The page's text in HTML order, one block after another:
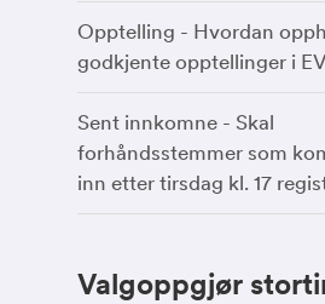
Opptelling - Hvordan
godkjente opptellinger i
Sent innkomne - Skal
forhåndsstemmer som
inn etter tirsdag kl. 17
Valgoppgjør